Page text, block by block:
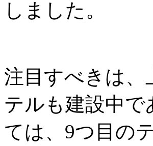
しました。
注目すべきは、
テルも建設中
ては、9つ目の